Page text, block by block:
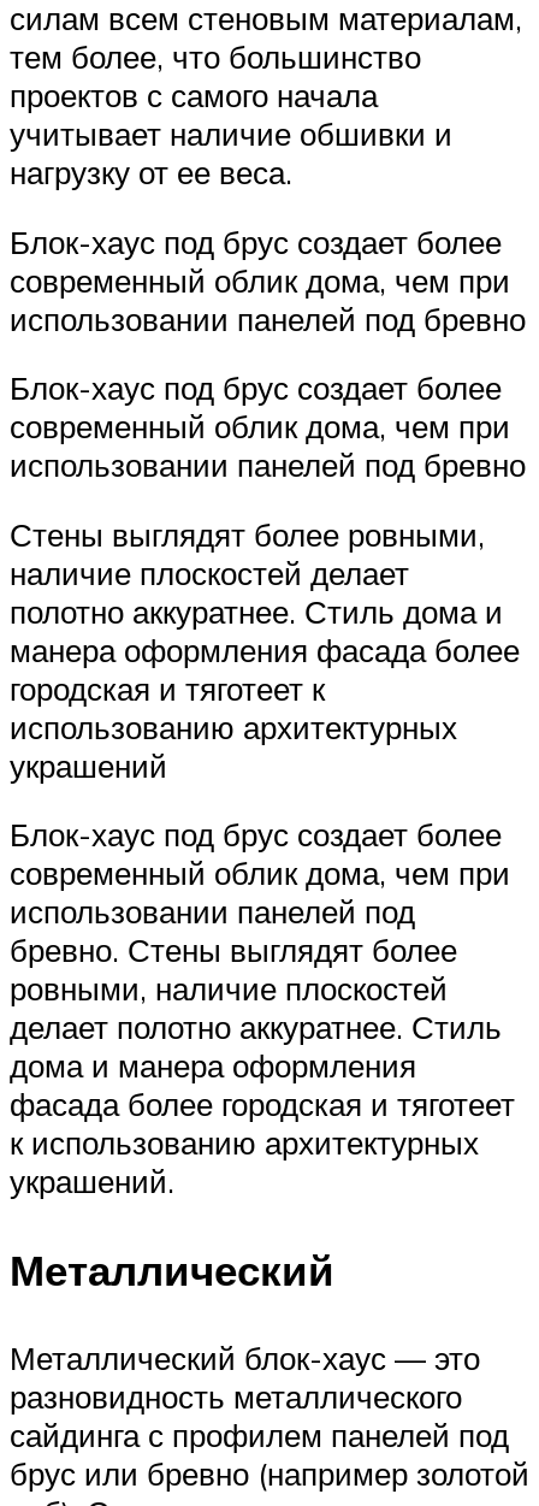
силам всем стеновым материалам,
тем более, что большинство
проектов с самого начала
учитывает наличие обшивки и
нагрузку от ее веса.
Блок-хаус под брус создает более
современный облик дома, чем при
использовании панелей под бревно
Блок-хаус под брус создает более
современный облик дома, чем при
использовании панелей под бревно
Стены выглядят более ровными,
наличие плоскостей делает
полотно аккуратнее. Стиль дома и
манера оформления фасада более
городская и тяготеет к
использованию архитектурных
украшений
Блок-хаус под брус создает более
современный облик дома, чем при
использовании панелей под
бревно. Стены выглядят более
ровными, наличие плоскостей
делает полотно аккуратнее. Стиль
дома и манера оформления
фасада более городская и тяготеет
к использованию архитектурных
украшений.
Металлический
Металлический блок-хаус — это
разновидность металлического
сайдинга с профилем панелей под
брус или бревно (например золотой